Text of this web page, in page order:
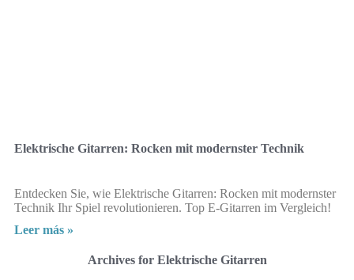
Elektrische Gitarren: Rocken mit modernster Technik
Entdecken Sie, wie Elektrische Gitarren: Rocken mit modernster
Technik Ihr Spiel revolutionieren. Top E-Gitarren im Vergleich!
Leer más »
Archives for Elektrische Gitarren